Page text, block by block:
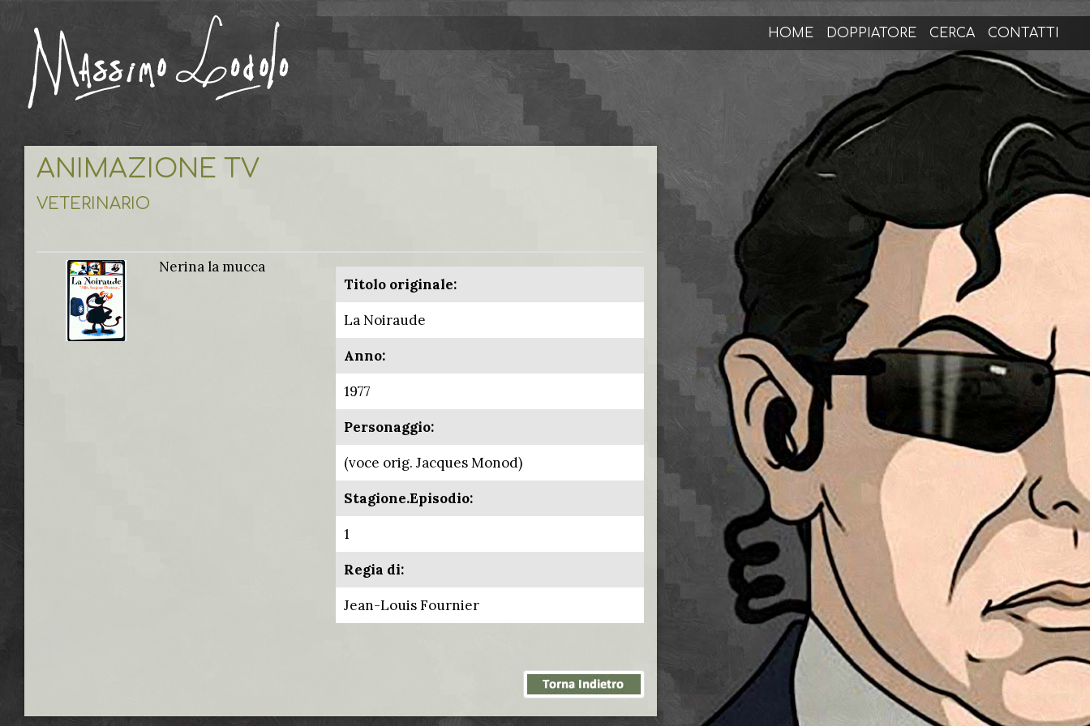
HOME DOPPIATORE CERCA CONTATTI
ANIMAZIONE TV
VETERINARIO
Nerina la mucca
Titolo originale:
La Noiraude
Anno:
1977
Personaggio:
(voce orig. Jacques Monod)
Stagione.Episodio:
1
Regia di:
Jean-Louis Fournier